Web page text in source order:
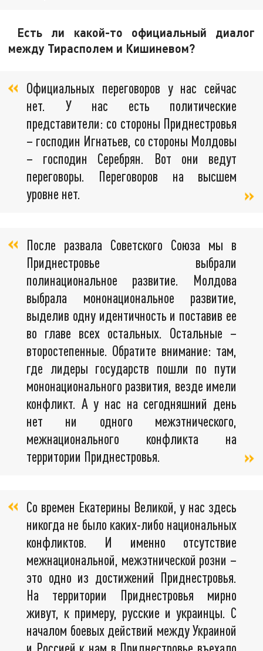
Есть ли какой-то официальный диалог
между Тирасполем и Кишиневом?
Официальных переговоров у нас сейчас
нет. У нас есть политические
представители: со стороны Приднестровья
– господин Игнатьев, со стороны Молдовы
– господин Серебрян. Вот они ведут
переговоры. Переговоров на высшем
уровне нет.
После развала Советского Союза мы в
Приднестровье выбрали
полинациональное развитие. Молдова
выбрала мононациональное развитие,
выделив одну идентичность и поставив ее
во главе всех остальных. Остальные –
второстепенные. Обратите внимание: там,
где лидеры государств пошли по пути
мононационального развития, везде имели
конфликт. А у нас на сегодняшний день
нет ни одного межэтнического,
межнационального конфликта на
территории Приднестровья.
Со времен Екатерины Великой, у нас здесь
никогда не было каких-либо национальных
конфликтов. И именно отсутствие
межнациональной, межэтнической розни –
это одно из достижений Приднестровья.
На территории Приднестровья мирно
живут, к примеру, русские и украинцы. С
началом боевых действий между Украиной